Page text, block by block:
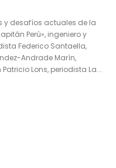
y desafíos actuales de la
Perú», ingeniero y
Federico Santaella,
Andrade Marín,
Lons, periodista La...